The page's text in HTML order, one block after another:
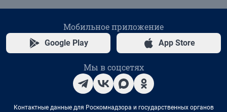
Мобильное приложение
Google Play App Store
Мы в соцсетях
Контактные данные для Роскомнадзора и государственных органов